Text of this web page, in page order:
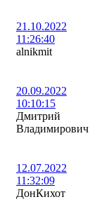
21.10.2022
11:26:40
alnikmit
20.09.2022
10:10:15
Дмитрий
Владимирович
12.07.2022
11:32:09
ДонКихот